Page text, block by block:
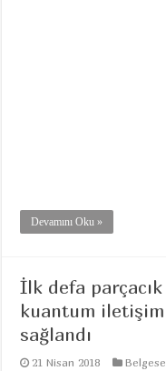
Devamını Oku »
İlk defa
kuantum
sağlandı
21 Nisan 2018